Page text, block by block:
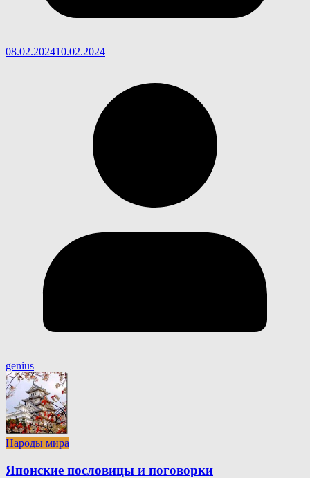
08.02.202410.02.2024
genius
Народы мира
Японские пословицы и поговорки